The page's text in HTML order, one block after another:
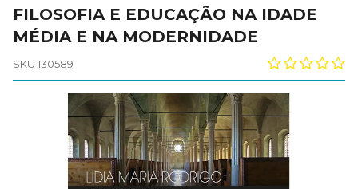
FILOSOFIA E EDUCAÇÃO NA IDADE
MÉDIA E NA MODERNIDADE
SKU 130589